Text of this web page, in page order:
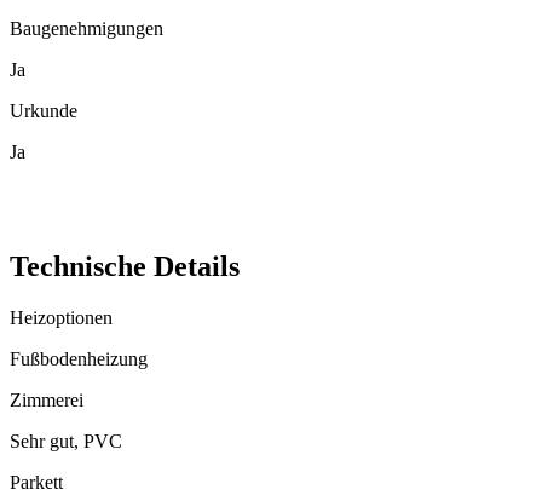
Baugenehmigungen
Ja
Urkunde
Ja
Technische Details
Heizoptionen
Fußbodenheizung
Zimmerei
Sehr gut, PVC
Parkett